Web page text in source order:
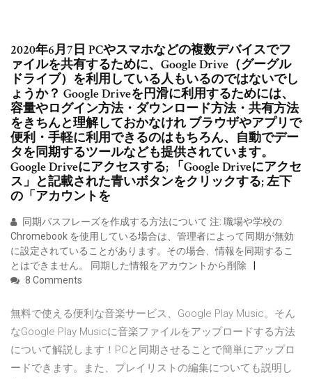
2020年6月7日 PCやスマホなどの複数デバイスでフ
ァイルを共有するために、Google Drive（グーグル
ドライブ）を利用している人もいるのではないでし
ょうか？ Google Driveを円滑に利用するためには、
容量やログイン方法・ダウンロード方法・共有方法
をきちんと理解しておかなけれ ブラウザやアプリで
便利・手軽に利用できるのはもちろん、自動でデー
タを同期するツールなども提供されています。
Google Driveにアクセスする; 「Google Driveにアクセ
ス」と記載された青いボタンをクリックする; 左下
の「アカウントを
同期パスフレーズを作成する方法について 注: 職場や学校の
Chromebook を使用している場合は、管理者によって同期が無効
に設定されていることがあります。その場合、情報を同期するこ
とはできません。 同期した情報をアカウントから削除
8 Comments
無料で使える便利な音楽サービス、Google Play Music。そん
なGoogle Play Musicに音楽ファイルをアップロードする方法
について解説します！PCと同期させることで簡単にアップロ
ードできます。また、プレイリストの編集についても説明し